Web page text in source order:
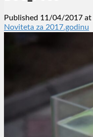
Published 11/04/2017 at
Noviteta za 2017.godinu